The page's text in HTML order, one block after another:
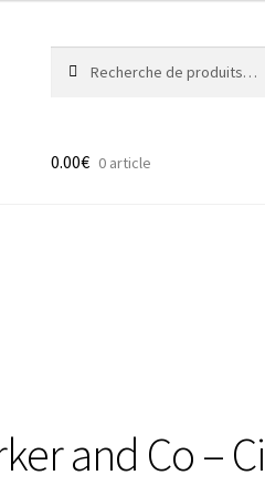
pour :
0.00€ 0 article
and Co –